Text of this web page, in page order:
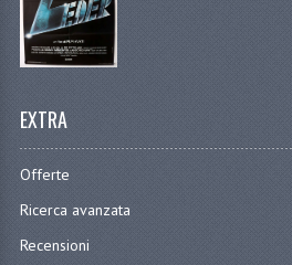
EXTRA
Offerte
Ricerca avanzata
Recensioni